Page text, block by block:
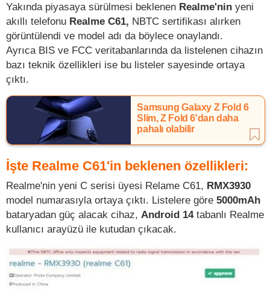
Yakında piyasaya sürülmesi beklenen Realme'nin yeni
akıllı telefonu Realme C61, NBTC sertifikası alırken
görüntülendi ve model adı da böylece onaylandı.
Ayrıca BIS ve FCC veritabanlarında da listelenen cihazın
bazı teknik özellikleri ise bu listeler sayesinde ortaya
çıktı.
Samsung Galaxy Z Fold 6
Slim, Z Fold 6'dan daha
pahalı olabilir
İşte Realme C61'in beklenen özellikleri:
Realme'nin yeni C serisi üyesi Relame C61, RMX3930
model numarasıyla ortaya çıktı. Listelere göre 5000mAh
bataryadan güç alacak cihaz, Android 14tabanlı Realme
kullanıcı arayüzü ile kutudan çıkacak.